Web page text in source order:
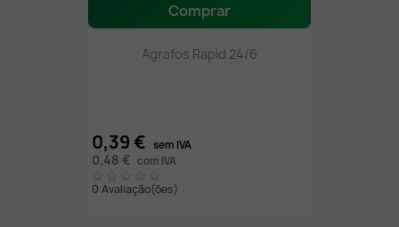
Comprar
Agrafos Rapid 24/6
0,39 € sem IVA
0,48 € com IVA
0 Avaliação(ões)